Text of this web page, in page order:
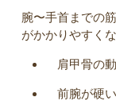
腕〜手首までの
がかかりやすくな
肩甲骨の
前腕が硬い